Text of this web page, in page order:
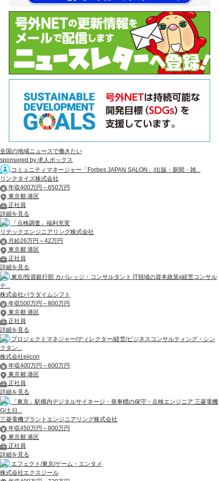
全国の地域ニュースで働きたい
sponsored by 求人ボックス
コミュニティマネージャー「Forbes JAPAN SALON」/出版・新聞・雑...
リンクタイズ株式会社
年収400万円～650万円
東京都 港区
正社員
詳細を見る
「点検調査」福利充実
リテックエンジニアリング株式会社
月給26万円～42万円
東京都 港区
正社員
詳細を見る
東京/投資銀行部 カバレッジ・コンサルタント IT領域の資本政策x経営コンサル
テ...
株式会社パラダイムシフト
年収500万円～800万円
東京都 港区
正社員
詳細を見る
プロジェクトマネジャー/ディレクター/経営/ビジネスコンサルティング・シン
クタン...
株式会社eiicon
年収400万円～600万円
東京都 港区
正社員
詳細を見る
「東京」駅構内デジタルサイネージ・発車標の保守・点検エンジニア 三菱電機
G/土日...
三菱電機プラントエンジニアリング株式会社
年収450万円～800万円
東京都 港区
正社員
詳細を見る
エフェクト/東京/ゲーム・エンタメ
株式会社エクスジール